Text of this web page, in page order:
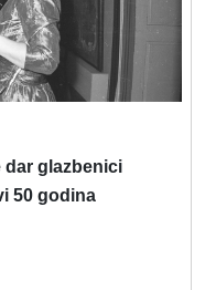
dar glazbenici
50 godina